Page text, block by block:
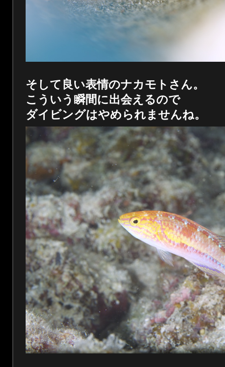
そして良い表情のナカモトさん。
こういう瞬間に出会えるので
ダイビングはやめられませんね。